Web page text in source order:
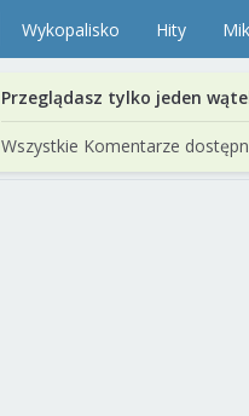
Wykopalisko Hity
Przeglądasz tylko jeden
Wszystkie Komentarze